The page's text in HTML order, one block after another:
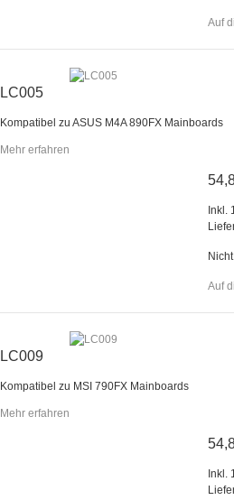
Auf
LC005
Kompatibel zu ASUS M4A 890FX Mainboards
Mehr erfahren
Inkl.
Auf
LC009
Kompatibel zu MSI 790FX Mainboards
Mehr erfahren
Inkl.